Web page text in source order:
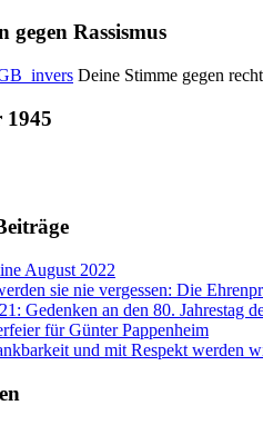
gegen Rassismus
Deine Stimme gegen
1945
August 2022
sie nie vergessen: Die
Gedenken an den 80. Jahrestag
für Günter Pappenheim
und mit Respekt werden